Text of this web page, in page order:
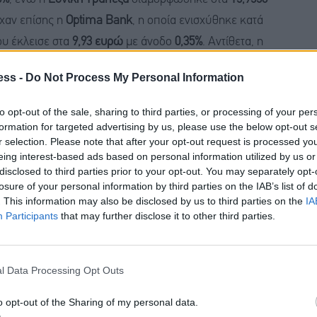
- Do Not Process My Personal Information
opt-out of the sale, sharing to third parties, or processing of your
for targeted advertising by us, please use the below opt-out
selection. Please note that after your opt-out request is processed
interest-based ads based on personal information utilized by us
to third parties prior to your opt-out. You may separately
of your personal information by third parties on the IAB’s list of
This information may also be disclosed by us to third parties on the
Participants that may further disclose it to other third parties.
Data Processing Opt Outs
opt-out of the Sharing of my personal data.
επίσης η Optima Bank, η οποία ενισχύθηκε κατά
έκλεισε στα 9,93 ευρώ με άνοδο 0,35%. Αντίθετα, η
κυρίως στιςενεργειακές εταιρείες, οι
αναδείχθηκε σε πρωταγωνίστρια της συνεδρίασης,
43,30 ευρώ. Ισχυρή άνοδο κατέγραψαν επίσης η
Holdings , η οποία ενισχύθηκε κατά 3,81%στα23,98
στα 24,20 ευρώ και καταγράφοντας νέο
ενισχύθηκε κατά1,69%και έκλεισε στο